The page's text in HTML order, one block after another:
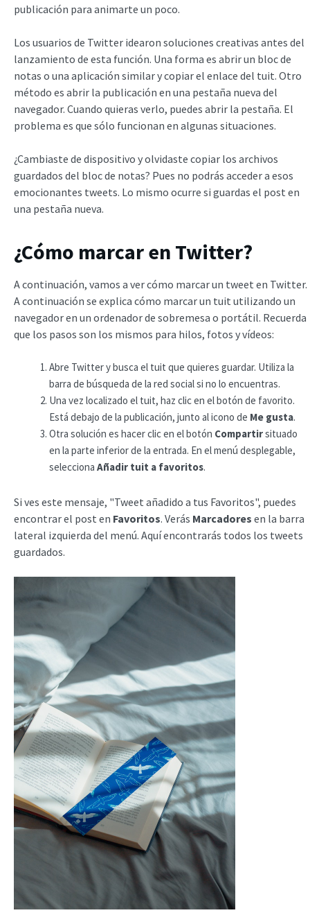
publicación para animarte un poco.
Los usuarios de Twitter idearon soluciones creativas antes del
lanzamiento de esta función. Una forma es abrir un bloc de
notas o una aplicación similar y copiar el enlace del tuit. Otro
método es abrir la publicación en una pestaña nueva del
navegador. Cuando quieras verlo, puedes abrir la pestaña. El
problema es que sólo funcionan en algunas situaciones.
¿Cambiaste de dispositivo y olvidaste copiar los archivos
guardados del bloc de notas? Pues no podrás acceder a esos
emocionantes tweets. Lo mismo ocurre si guardas el post en
una pestaña nueva.
¿Cómo marcar en Twitter?
A continuación, vamos a ver cómo marcar un tweet en Twitter.
A continuación se explica cómo marcar un tuit utilizando un
navegador en un ordenador de sobremesa o portátil. Recuerda
que los pasos son los mismos para hilos, fotos y vídeos:
Abre Twitter y busca el tuit que quieres guardar. Utiliza la
barra de búsqueda de la red social si no lo encuentras.
Una vez localizado el tuit, haz clic en el botón de favorito.
Está debajo de la publicación, junto al icono de Me gusta.
Otra solución es hacer clic en el botón Compartirsituado
en la parte inferior de la entrada. En el menú desplegable,
selecciona Añadir tuit a favoritos.
Si ves este mensaje, "Tweet añadido a tus Favoritos", puedes
encontrar el post en Favoritos. Verás Marcadores en la barra
lateral izquierda del menú. Aquí encontrarás todos los tweets
guardados.